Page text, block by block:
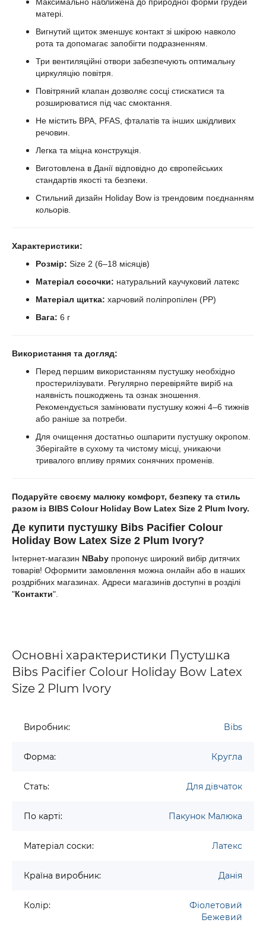
матері.
Вигнутий щиток зменшує контакт зі шкірою навколо
рота та допомагає запобігти подразненням.
Три вентиляційні отвори забезпечують оптимальну
циркуляцію повітря.
Повітряний клапан дозволяє сосці стискатися та
розширюватися під час смоктання.
Не містить BPA, PFAS, фталатів та інших шкідливих
речовин.
Легка та міцна конструкція.
Виготовлена в Данії відповідно до європейських
стандартів якості та безпеки.
Стильний дизайн Holiday Bow із трендовим поєднанням
кольорів.
Характеристики:
Розмір: Size 2 (6–18 місяців)
Матеріал сосочки: натуральний каучуковий латекс
Матеріал щитка: харчовий поліпропілен (PP)
Вага: 6 г
Використання та догляд:
Перед першим використанням пустушку необхідно
простерилізувати. Регулярно перевіряйте виріб на
наявність пошкоджень та ознак зношення.
Рекомендується замінювати пустушку кожні 4–6 тижнів
або раніше за потреби.
Для очищення достатньо ошпарити пустушку окропом.
Зберігайте в сухому та чистому місці, уникаючи
тривалого впливу прямих сонячних променів.
Подаруйте своєму малюку комфорт, безпеку та стиль
разом із BIBS Colour Holiday Bow Latex Size 2 Plum Ivory.
Де купити пустушку Bibs Pacifier Colour
Holiday Bow Latex Size 2 Plum Ivory?
Інтернет-магазин NBaby пропонує широкий вибір дитячих
товарів! Оформити замовлення можна онлайн або в наших
роздрібних магазинах. Адреси магазинів доступні в розділі
"Контакти".
Основні характеристики Пустушка
Bibs Pacifier Colour Holiday Bow Latex
Size 2 Plum Ivory
Виробник: Bibs
Форма: Кругла
Стать: Для дівчаток
По карті: Пакунок Малюка
Матеріал соски: Латекс
Країна виробник: Данія
Колір:
Фіолетовий
Бежевий